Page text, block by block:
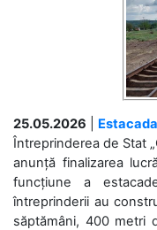
25.05.2026
Întreprinderea de Stat
anunță finalizarea
funcțiune a
întreprinderii au
săptămâni, 400 metri